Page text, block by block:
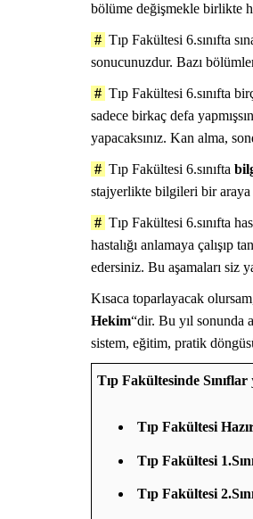
bölüme değişmekle birlikte
# Tıp Fakültesi 6.sınıfta
sonucunuzdur. Bazı
# Tıp Fakültesi 6.sınıfta
sadece birkaç defa
yapacaksınız. Kan alma,
# Tıp Fakültesi 6.sınıfta
stajyerlikte bilgileri bir
# Tıp Fakültesi 6.sınıfta
hastalığı anlamaya çalışıp
edersiniz. Bu aşamaları siz
Kısaca toparlayacak
Hekim“dir. Bu yıl sonunda
sistem, eğitim, pratik
Tıp Fakültesinde Sınıflar
Tıp Fakültesi
Tıp Fakültesi
Tıp Fakültesi